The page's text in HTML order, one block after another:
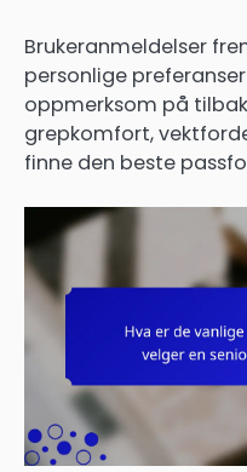
Brukeranmeldelser
personlige
oppmerksom på
grepkomfort,
finne den beste